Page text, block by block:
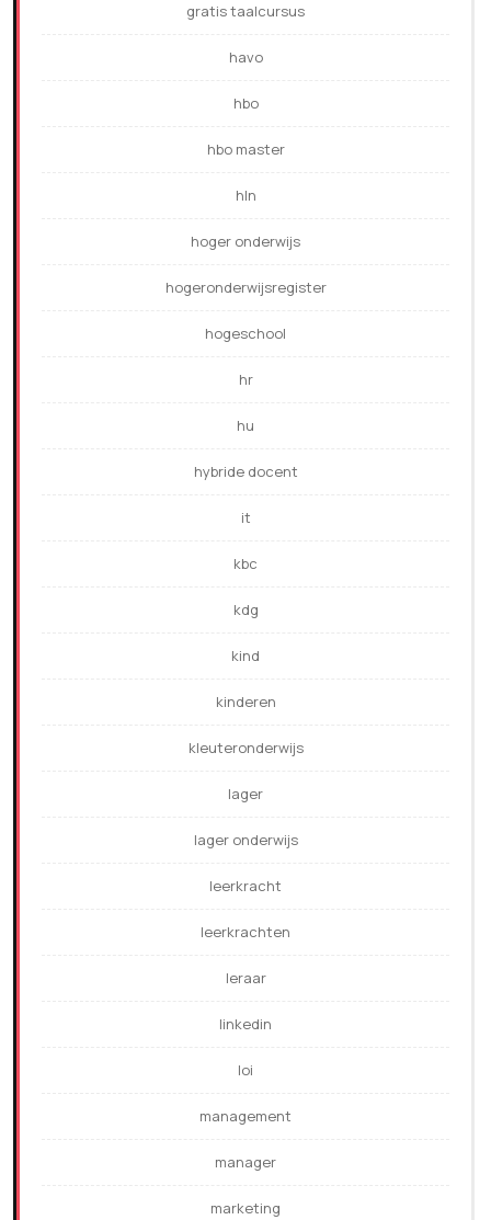
gratis taalcursus
havo
hbo
hbo master
hln
hoger onderwijs
hogeronderwijsregister
hogeschool
hr
hu
hybride docent
it
kbc
kdg
kind
kinderen
kleuteronderwijs
lager
lager onderwijs
leerkracht
leerkrachten
leraar
linkedin
loi
management
manager
marketing